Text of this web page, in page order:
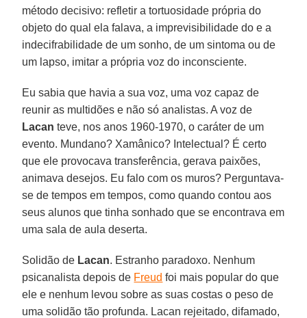
método decisivo: refletir a tortuosidade própria do
objeto do qual ela falava, a imprevisibilidade do e a
indecifrabilidade de um sonho, de um sintoma ou de
um lapso, imitar a própria voz do inconsciente.
Eu sabia que havia a sua voz, uma voz capaz de
reunir as multidões e não só analistas. A voz de
Lacan teve, nos anos 1960-1970, o caráter de um
evento. Mundano? Xamânico? Intelectual? É certo
que ele provocava transferência, gerava paixões,
animava desejos. Eu falo com os muros? Perguntava-
se de tempos em tempos, como quando contou aos
seus alunos que tinha sonhado que se encontrava em
uma sala de aula deserta.
Solidão de Lacan. Estranho paradoxo. Nenhum
psicanalista depois de Freud foi mais popular do que
ele e nenhum levou sobre as suas costas o peso de
uma solidão tão profunda. Lacan rejeitado, difamado,